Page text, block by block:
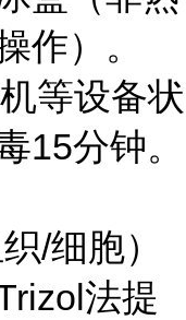
作）。
等设备状
15分钟。
/细胞）
法提